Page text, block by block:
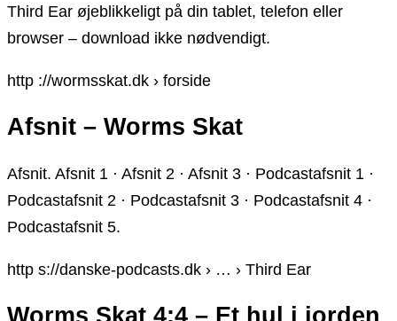
Third Ear øjeblikkeligt på din tablet, telefon eller
browser – download ikke nødvendigt.
http ://wormsskat.dk › forside
Afsnit – Worms Skat
Afsnit. Afsnit 1 · Afsnit 2 · Afsnit 3 · Podcastafsnit 1 ·
Podcastafsnit 2 · Podcastafsnit 3 · Podcastafsnit 4 ·
Podcastafsnit 5.
http s://danske-podcasts.dk › … › Third Ear